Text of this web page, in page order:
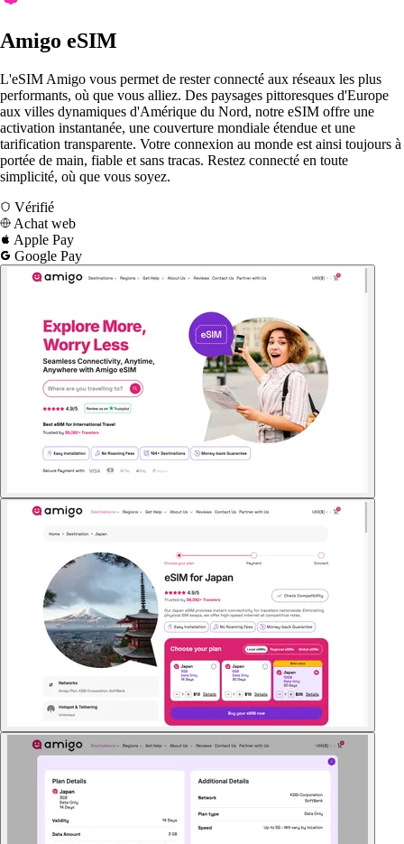
Amigo eSIM
L'eSIM Amigo vous permet de rester connecté aux réseaux les plus
performants, où que vous alliez. Des paysages pittoresques d'Europe
aux villes dynamiques d'Amérique du Nord, notre eSIM offre une
activation instantanée, une couverture mondiale étendue et une
tarification transparente. Votre connexion au monde est ainsi toujours à
portée de main, fiable et sans tracas. Restez connecté en toute
simplicité, où que vous soyez.
Vérifié
Achat web
Apple Pay
Google Pay